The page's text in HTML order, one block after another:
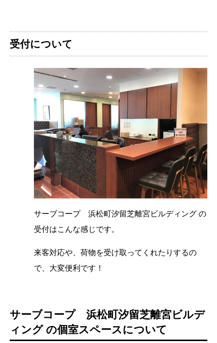
受付について
サーブコープ 浜松町汐留芝離宮ビルディング の
受付はこんな感じです。
来客対応や、荷物を受け取ってくれたりするの
で、大変便利です！
サーブコープ 浜松町汐留芝離宮ビルデ
ィング の個室スペースについて